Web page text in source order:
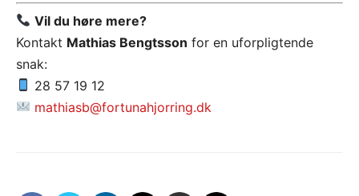
Vil du høre mere?
Kontakt Mathias Bengtsson for en uforpligtende
snak:
28 57 19 12
mathiasb@fortunahjorring.dk